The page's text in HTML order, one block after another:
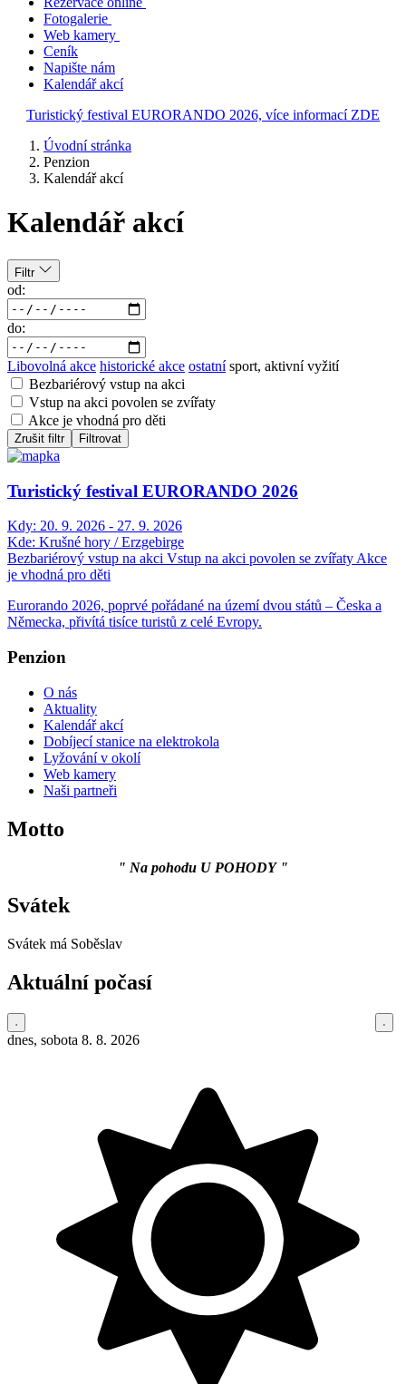
Fotogalerie
Web kamery
Ceník
Napište nám
Kalendář akcí
Turistický festival EURORANDO 2026, více informací ZDE
Úvodní stránka
Penzion
Kalendář akcí
Kalendář akcí
Filtr
od:
do:
Libovolná akce historické akce ostatní sport, aktivní vyžití
Bezbariérový vstup na akci
Vstup na akci povolen se zvířaty
Akce je vhodná pro děti
Zrušit filtr Filtrovat
Turistický festival EURORANDO 2026
Kdy: 20. 9. 2026 - 27. 9. 2026
Kde: Krušné hory / Erzgebirge
Bezbariérový vstup na akci Vstup na akci povolen se zvířaty Akce
je vhodná pro děti
Eurorando 2026, poprvé pořádané na území dvou států – Česka a
Německa, přivítá tisíce turistů z celé Evropy.
Penzion
O nás
Aktuality
Kalendář akcí
Dobíjecí stanice na elektrokola
Lyžování v okolí
Web kamery
Naši partneři
Motto
" Na pohodu U POHODY "
Svátek
Svátek má Soběslav
Aktuální počasí
dnes, sobota 8. 8. 2026